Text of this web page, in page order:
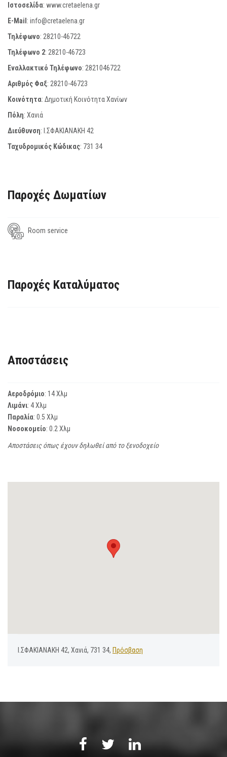
Ιστοσελίδα: www.cretaelena.gr
E-Mail: info@cretaelena.gr
Τηλέφωνο: 28210-46722
Τηλέφωνο 2: 28210-46723
Εναλλακτικό Τηλέφωνο: 2821046722
Αριθμός Φαξ: 28210-46723
Κοινότητα: Δημοτική Κοινότητα Χανίων
Πόλη: Χανιά
Διεύθυνση: Ι.ΣΦΑΚΙΑΝΑΚΗ 42
Ταχυδρομικός Κώδικας: 731 34
Παροχές Δωματίων
Room service
Παροχές Καταλύματος
Αποστάσεις
Αεροδρόμιο: 14 Χλμ
Λιμάνι: 4 Χλμ
Παραλία: 0.5 Χλμ
Νοσοκομείο: 0.2 Χλμ
Αποστάσεις όπως έχουν δηλωθεί από το ξενοδοχείο
Ι.ΣΦΑΚΙΑΝΑΚΗ 42, Χανιά, 731 34, Πρόσβαση